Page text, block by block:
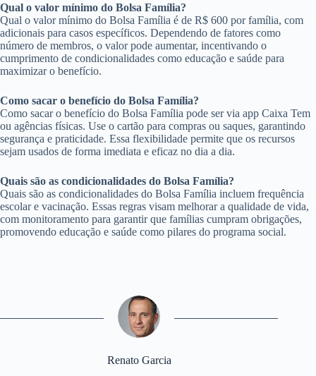
Qual o valor mínimo do Bolsa Família?
Qual o valor mínimo do Bolsa Família é de R$ 600 por família, com
adicionais para casos específicos. Dependendo de fatores como
número de membros, o valor pode aumentar, incentivando o
cumprimento de condicionalidades como educação e saúde para
maximizar o benefício.
Como sacar o benefício do Bolsa Família?
Como sacar o benefício do Bolsa Família pode ser via app Caixa Tem
ou agências físicas. Use o cartão para compras ou saques, garantindo
segurança e praticidade. Essa flexibilidade permite que os recursos
sejam usados de forma imediata e eficaz no dia a dia.
Quais são as condicionalidades do Bolsa Família?
Quais são as condicionalidades do Bolsa Família incluem frequência
escolar e vacinação. Essas regras visam melhorar a qualidade de vida,
com monitoramento para garantir que famílias cumpram obrigações,
promovendo educação e saúde como pilares do programa social.
Renato Garcia